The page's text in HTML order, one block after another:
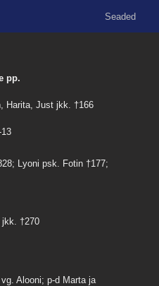
Seaded
pp.
Harita, Just jkk. †166
Lyoni psk. Fotin †177;
jkk. †270
Alooni; p-d Marta ja